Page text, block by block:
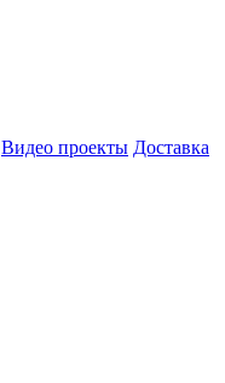
Видео проекты Доставка